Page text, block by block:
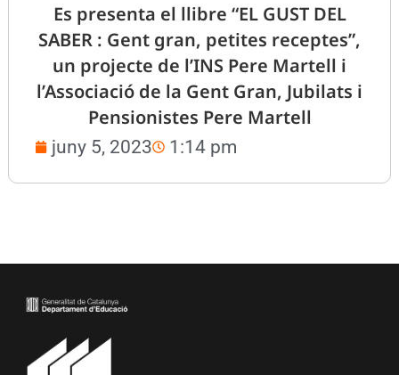
Es presenta el llibre “EL GUST DEL
SABER : Gent gran, petites receptes”,
un projecte de l’INS Pere Martell i
l’Associació de la Gent Gran, Jubilats i
Pensionistes Pere Martell
juny 5, 2023 1:14 pm